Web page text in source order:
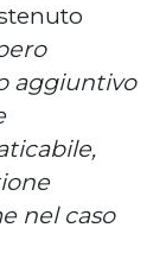
aggiuntivo
nel caso